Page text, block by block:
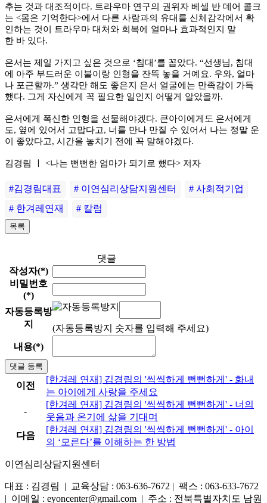
추는 것과 대조적이다. 트라우마 연구의 권위자 베셀 반 데어 콜크
는 <몸은 기억한다>에서 다른 사람과의 유대를 신체감각에서 확
인하는 것이 트라우마 대처와 회복에 얼마나 효과적인지 말
한 바 있다.
은서는 제일 가지고 싶은 것으로 ‘침대’를 꼽았다. “선생님, 침대
에 아주 부드러운 이불이랑 인형을 잔뜩 놓을 거예요. 우와, 얼마
나 포근할까.” 생각만 해도 좋은지 은서 얼굴에는 만족감이 가득
했다. 그게 자신에게 꼭 필요한 일인지 어떻게 알았을까.
은서에게 폭신한 인형을 선물해야겠다. 큰아이에게도 은서에게
도, 옆에 있어서 고맙다고, 너를 만나 만질 수 있어서 나는 정말 운
이 좋았다고, 시간을 놓치기 전에 꼭 말해야겠다.
김경림 ㅣ <나는 뻔뻔한 엄마가 되기로 했다> 저자
#김경림대표 # 이연심리상담지원센터
# 사회적기업
# 한겨레연재
# 칼럼
목록
댓글
작성자(*)
비밀번호
(*)
자동등록방
지
(자동등록방지 숫자를 입력해 주세요)
내용(*)
댓글 등록
이전
[한겨레 연재] 김경림의 '씩씩하게 뻔뻔하게' - 화내
는 아이에게 사랑을 주세요
-
[한겨레 연재] 김경림의 '씩씩하게 뻔뻔하게' - 너의
웃음과 온기에 삶을 기대며
다음
[한겨레 연재] 김경림의 '씩씩하게 뻔뻔하게' - 아이
의 ‘모른다’를 이해하는 한 방법
이연심리상담지원센터
대표 : 김경림 | 교육상담 : 063-636-7672 | 팩스 : 063-633-7672
| 이메일 : eyoncenter@gmail.com | 주소 : 전북특별자치도 남원